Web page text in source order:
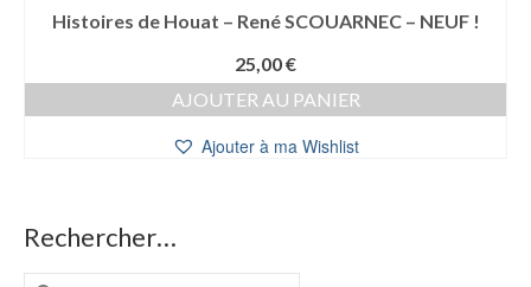
Histoires de Houat – René SCOUARNEC – NEUF !
25,00€
AJOUTER AU PANIER
Ajouter à ma Wishlist
Rechercher…